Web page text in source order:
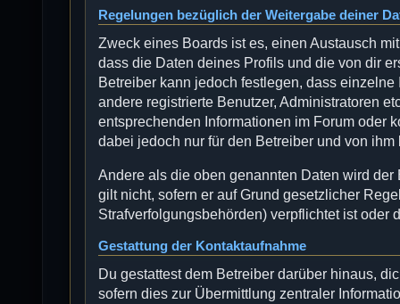
Regelungen bezüglich der Weitergabe deiner
Zweck eines Boards ist es, einen Austausch
dass die Daten deines Profils und die von dir
Betreiber kann jedoch festlegen, dass
andere registrierte Benutzer, Administratoren
entsprechenden Informationen im Forum oder
dabei jedoch nur für den Betreiber und von
Andere als die oben genannten Daten wird
gilt nicht, sofern er auf Grund gesetzlicher
Strafverfolgungsbehörden) verpflichtet ist oder
Gestattung der Kontaktaufnahme
Du gestattest dem Betreiber darüber hinaus,
sofern dies zur Übermittlung zentraler